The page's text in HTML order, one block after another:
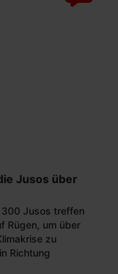
Jusos über
300 Jusos treffen
Rügen, um über
zu
Richtung